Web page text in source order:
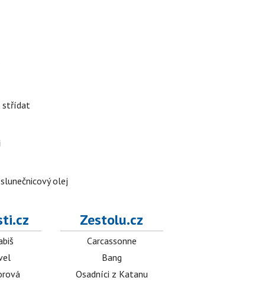
střídat
olej
Zestolu.cz
Carcassonne
Bang
Osadníci z Katanu